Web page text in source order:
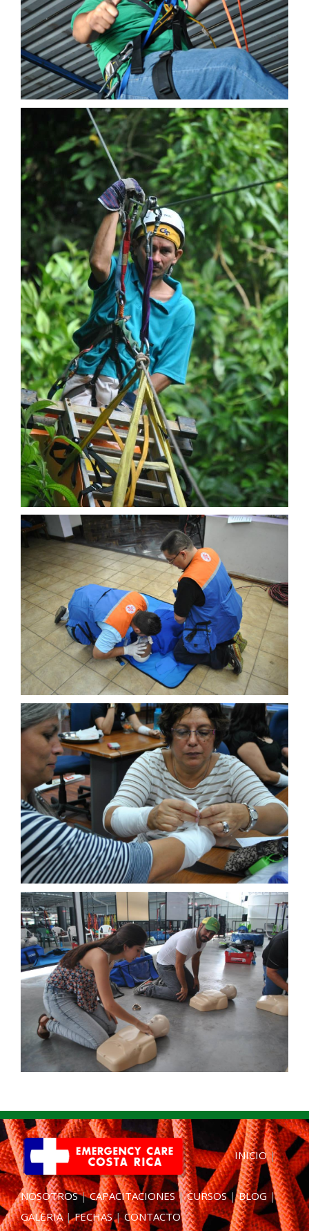
INICIO|
NOSOTROS|CAPACITACIONES|CURSOS|BLOG |
GALERIA|FECHAS|CONTACTO